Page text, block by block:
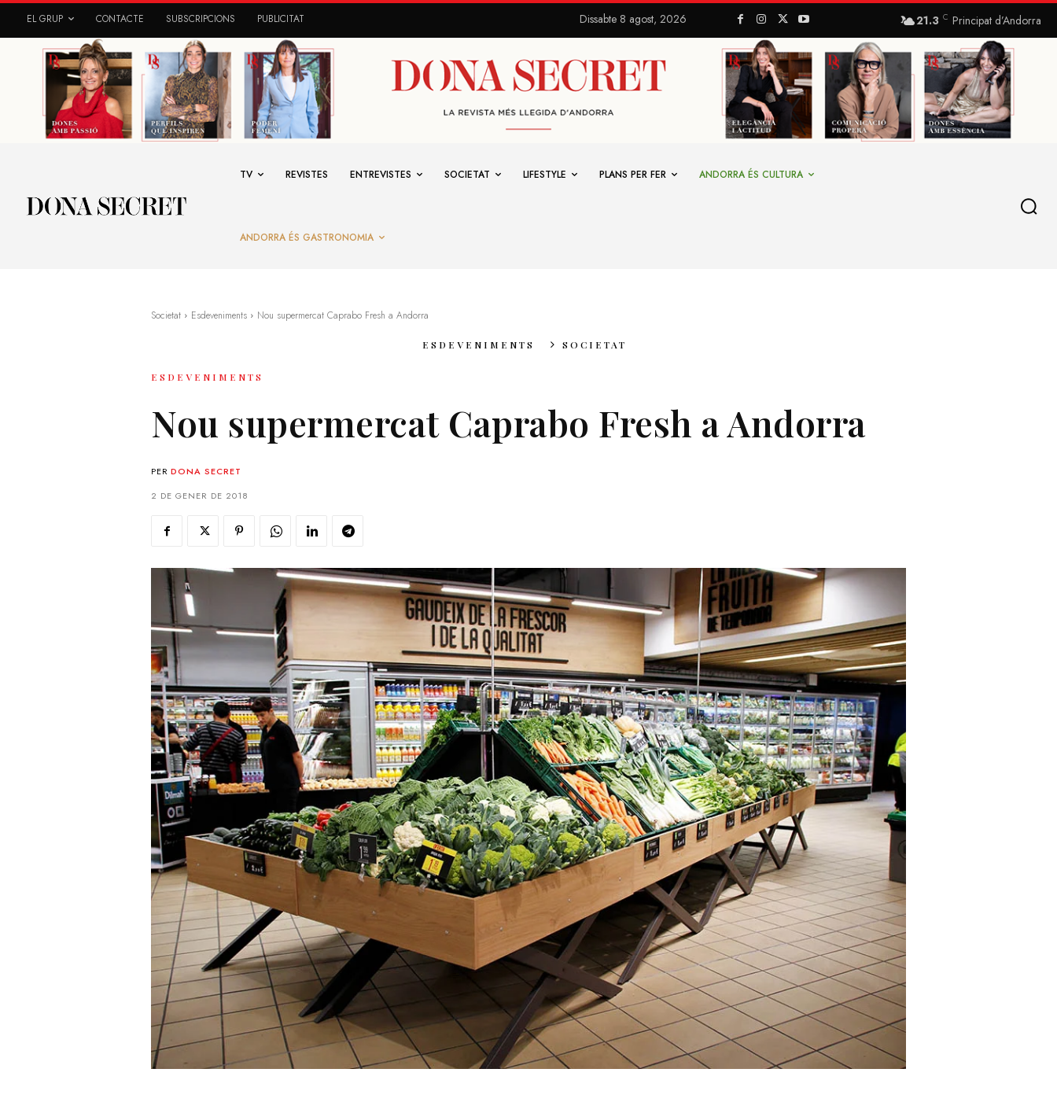
EL GRUP CONTACTE SUBSCRIPCIONS PUBLICITAT Dissabte 8 agost, 2026 21.3 C Principat d’Andorra
TV REVISTES ENTREVISTES SOCIETAT LIFESTYLE PLANS PER FER ANDORRA ÉS CULTURA
ANDORRA ÉS GASTRONOMIA
Societat Esdeveniments Nou supermercat Caprabo Fresh a Andorra
ESDEVENIMENTS SOCIETAT
ESDEVENIMENTS
Nou supermercat Caprabo Fresh a Andorra
PER DONA SECRET
2 DE GENER DE 2018